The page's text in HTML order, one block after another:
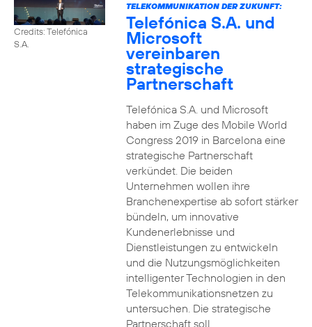
Credits: Telefónica
S.A.
TELEKOMMUNIKATION DER ZUKUNFT:
Telefónica S.A. und
Microsoft
vereinbaren
strategische
Partnerschaft
Telefónica S.A. und Microsoft
haben im Zuge des Mobile World
Congress 2019 in Barcelona eine
strategische Partnerschaft
verkündet. Die beiden
Unternehmen wollen ihre
Branchenexpertise ab sofort stärker
bündeln, um innovative
Kundenerlebnisse und
Dienstleistungen zu entwickeln
und die Nutzungsmöglichkeiten
intelligenter Technologien in den
Telekommunikationsnetzen zu
untersuchen. Die strategische
Partnerschaft soll